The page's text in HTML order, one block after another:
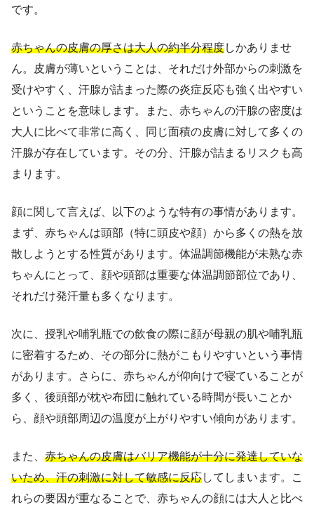
です。
赤ちゃんの皮膚の厚さは大人の約半分程度しかありませ
ん。皮膚が薄いということは、それだけ外部からの刺激を
受けやすく、汗腺が詰まった際の炎症反応も強く出やすい
ということを意味します。また、赤ちゃんの汗腺の密度は
大人に比べて非常に高く、同じ面積の皮膚に対して多くの
汗腺が存在しています。その分、汗腺が詰まるリスクも高
まります。
顔に関して言えば、以下のような特有の事情があります。
まず、赤ちゃんは頭部（特に頭皮や顔）から多くの熱を放
散しようとする性質があります。体温調節機能が未熟な赤
ちゃんにとって、顔や頭部は重要な体温調節部位であり、
それだけ発汗量も多くなります。
次に、授乳や哺乳瓶での飲食の際に顔が母親の肌や哺乳瓶
に密着するため、その部分に熱がこもりやすいという事情
があります。さらに、赤ちゃんが仰向けで寝ていることが
多く、後頭部が枕や布団に触れている時間が長いことか
ら、顔や頭部周辺の温度が上がりやすい傾向があります。
また、 赤ちゃんの皮膚はバリア機能が十分に発達していな
いため、汗の刺激に対して敏感に反応してしまいます。こ
れらの要因が重なることで、赤ちゃんの顔には大人と比べ